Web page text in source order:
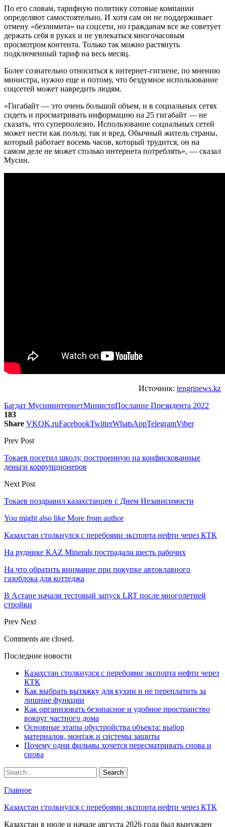
По его словам, тарифную политику сотовые компании
определяют самостоятельно. И хотя сам он не поддерживает
отмену «безлимита» на соцсети, но гражданам все же советует
держать себя в руках и не увлекаться многочасовым
просмотром контента. Только так можно растянуть
подключенный тариф на весь месяц.
Более сознательно относиться к интернет-гигиене, по мнению
министра, нужно еще и потому, что бездумное использование
соцсетей может навредить людям.
«Гигабайт — это очень большой объем, и в социальных сетях
сидеть и просматривать информацию на 25 гигабайт — не
сказать, что суперполезно. Использование социальных сетей
может нести как пользу, так и вред. Обычный житель страны,
который работает восемь часов, который трудится, он на
самом деле не может столько интернета потреблять», — сказал
Мусин.
Источник: tengrinews.kz
Багдат МусининтернетМинистрПослание Президента 2022
183
Share VKOK.ruFacebookTwitterWhatsAppTelegramViber
Prev Post
Токаев посетил школу, построенную на конфискованные
деньги коррупционеров
Next Post
Токаев поздравил казахстанцев с Днем Независимости
You might also like More from author
Казахстан столкнулся с перебоями экспорта нефти через КТК
На руднике KAZ Minerals пострадали шесть рабочих
На что обратить внимание при покупке автоклавного
газоблока для коттеджа
В Астане начали тестовый запуск LRT после многолетней
стройки
Prev Next
Comments are closed.
Последние новости
Казахстан столкнулся с перебоями экспорта нефти через
КТК
Как выбрать вытяжку для кухни и не переплатить за
лишние функции
Как организовать безопасное и удобное пространство
вокруг частного дома
Основные этапы обустройства объекта: выбор
материалов, монтаж и системы защиты
Почему одни фильмы хочется пересматривать снова и
снова
Главное
Казахстан столкнулся с перебоями экспорта нефти через КТК
Казахстан в июле и начале августа 2026 года был вынужден